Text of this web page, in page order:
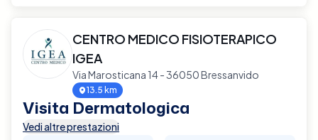
CENTRO MEDICO FISIOTERAPICO
IGEA
Via Marosticana 14 - 36050 Bressanvido
13.5 km
Visita Dermatologica
Vedi altre prestazioni